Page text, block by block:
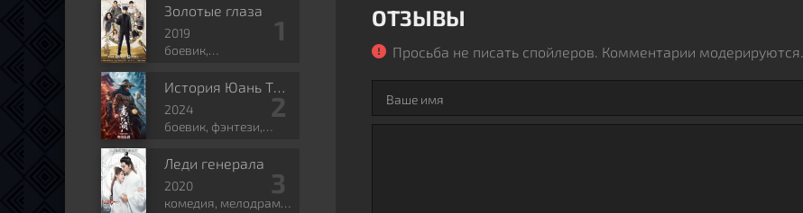
ОТЗЫВЫ
Просьба не писать спойлеров. Комментарии модерируются.
Золотые глаза
2019
боевик,
романтика, боевые
искусства, фэнтези
2024
боевик, фэнтези,
исторический
Леди генерала
2020
комедия, мелодрама,